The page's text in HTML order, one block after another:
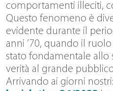
comportamenti illeciti,
Questo fenomeno è
evidente durante il
anni ’70, quando il
stato fondamentale allo
verità al grande
Arrivando ai giorni